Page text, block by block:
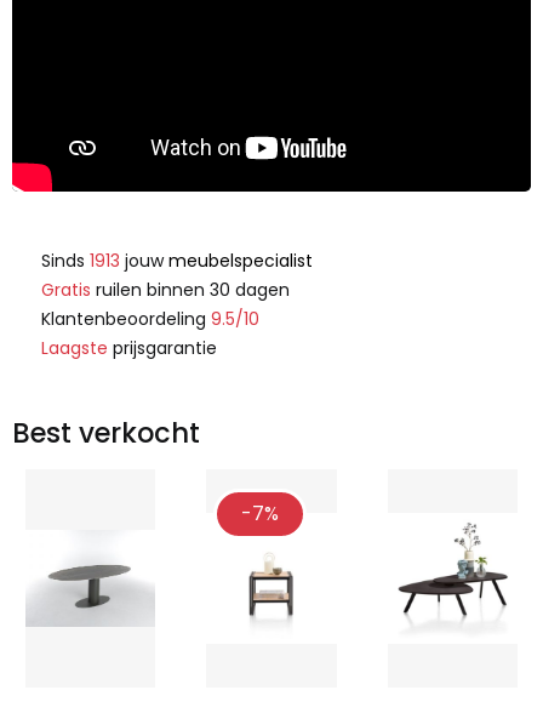
Sinds 1913 jouwmeubelspecialist
Gratis ruilen binnen 30 dagen
Klantenbeoordeling 9.5/10
Laagste prijsgarantie
Best verkocht
-7%